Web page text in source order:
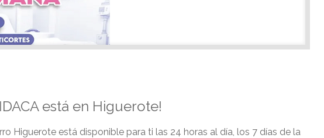
está en Higuerote!
Higuerote está disponible para ti las 24 horas al día, los 7 días de la